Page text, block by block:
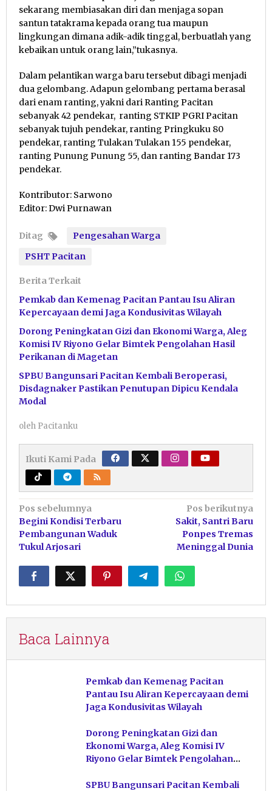
sekarang membiasakan diri dan menjaga sopan
santun tatakrama kepada orang tua maupun
lingkungan dimana adik-adik tinggal, berbuatlah yang
kebaikan untuk orang lain,”tukasnya.
Dalam pelantikan warga baru tersebut dibagi menjadi
dua gelombang. Adapun gelombang pertama berasal
dari enam ranting, yakni dari Ranting Pacitan
sebanyak 42 pendekar, ranting STKIP PGRI Pacitan
sebanyak tujuh pendekar, ranting Pringkuku 80
pendekar, ranting Tulakan Tulakan 155 pendekar,
ranting Punung Punung 55, dan ranting Bandar 173
pendekar.
Kontributor: Sarwono
Editor: Dwi Purnawan
Ditag
Pengesahan Warga
PSHT Pacitan
Berita Terkait
Pemkab dan Kemenag Pacitan Pantau Isu Aliran
Kepercayaan demi Jaga Kondusivitas Wilayah
Dorong Peningkatan Gizi dan Ekonomi Warga, Aleg
Komisi IV Riyono Gelar Bimtek Pengolahan Hasil
Perikanan di Magetan
SPBU Bangunsari Pacitan Kembali Beroperasi,
Disdagnaker Pastikan Penutupan Dipicu Kendala
Modal
oleh Pacitanku
Ikuti Kami Pada
Navigasi
pos
Pos sebelumnya
Begini Kondisi Terbaru
Pembangunan Waduk
Tukul Arjosari
Pos berikutnya
Sakit, Santri Baru
Ponpes Tremas
Meninggal Dunia
Baca Lainnya
Pemkab dan Kemenag Pacitan
Pantau Isu Aliran Kepercayaan demi
Jaga Kondusivitas Wilayah
Dorong Peningkatan Gizi dan
Ekonomi Warga, Aleg Komisi IV
Riyono Gelar Bimtek Pengolahan
SPBU Bangunsari Pacitan Kembali